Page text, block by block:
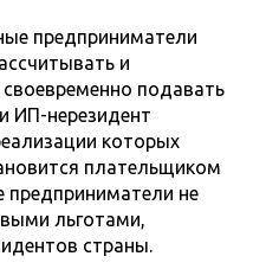
предприниматели
и
подавать
ИП-нерезидент
которых
плательщиком
не
льготами,
страны.